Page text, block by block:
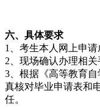
六、具体要求
1、考生本人网上申
2、现场确认办理相
3、根据《高等教育
真核对毕业申请表和
任。